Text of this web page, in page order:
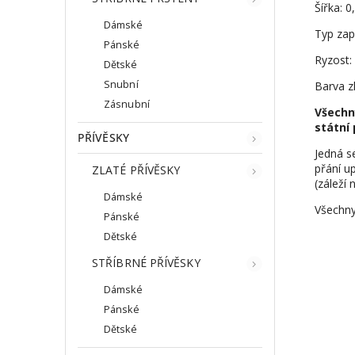
Dámské
Pánské
Dětské
Snubní
Zásnubní
PŘÍVĚSKY
ZLATÉ PŘÍVĚSKY
Dámské
Pánské
Dětské
STŘÍBRNÉ PŘÍVĚSKY
Dámské
Pánské
Dětské
Šířka:
Typ
Barva
státní
Jedná
přání
(záleží